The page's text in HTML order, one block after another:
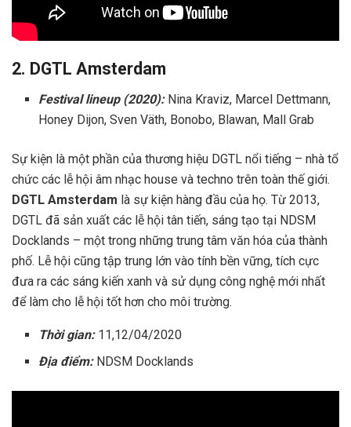
2. DGTL Amsterdam
Festival lineup (2020):Nina Kraviz, Marcel Dettmann,
Honey Dijon, Sven Väth, Bonobo, Blawan, Mall Grab
Sự kiện là một phần của thương hiệu DGTL nổi tiếng – nhà tổ
chức các lễ hội âm nhạc house và techno trên toàn thế giới.
DGTL Amsterdam là sự kiện hàng đầu của họ. Từ 2013,
DGTL đã sản xuất các lễ hội tân tiến, sáng tạo tại NDSM
Docklands – một trong những trung tâm văn hóa của thành
phố. Lễ hội cũng tập trung lớn vào tính bền vững, tích cực
đưa ra các sáng kiến xanh và sử dụng công nghệ mới nhất
để làm cho lễ hội tốt hơn cho môi trường.
Thời gian: 11,12/04/2020
Địa điểm:NDSM Docklands